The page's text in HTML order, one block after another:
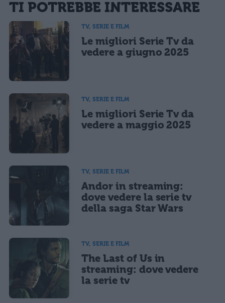
sarà pubblicata. Dichiari di avere preso visione e di accettare quanto previsto dalla
informativa privacy. Pubblicando questo commento dai il consenso affinché un cookie
salvi i tuoi dati (nome, email) per il prossimo commento.
Ho letto e acconsento l'informativasulla privacy
CONFERMA E PUBBLICA
TI POTREBBE INTERESSARE
TV, SERIE E FILM
Le migliori Serie Tv da
vedere a giugno 2025
TV, SERIE E FILM
Le migliori Serie Tv da
vedere a maggio 2025
TV, SERIE E FILM
Andor in streaming:
dove vedere la serie tv
della saga Star Wars
TV, SERIE E FILM
The Last of Us in
streaming: dove vedere
la serie tv